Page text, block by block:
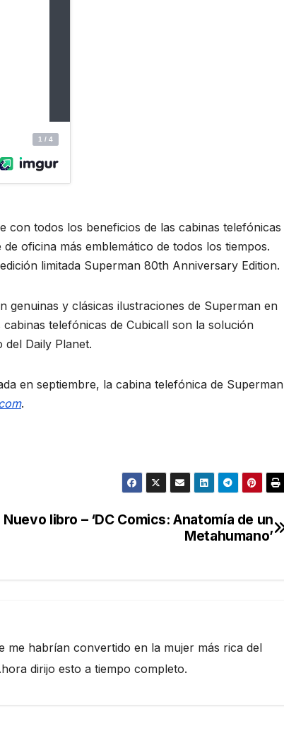
con todos los beneficios de las cabinas telefónicas
oficina más emblemático de todos los tiempos.
limitada Superman 80th Anniversary Edition.
genuinas y clásicas ilustraciones de Superman en
telefónicas de Cubicall son la solución
del Daily Planet.
en septiembre, la cabina telefónica de Superman
.
Nuevo libro – ‘DC Comics: Anatomía de un
Metahumano’
me habrían convertido en la mujer más rica del
dirijo esto a tiempo completo.